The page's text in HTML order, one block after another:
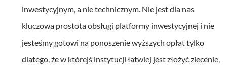
inwestycyjnym, a nie technicznym. Nie jest dla nas
kluczowa prostota obsługi platformy inwestycyjnej i nie
jesteśmy gotowi na ponoszenie wyższych opłat tylko
dlatego, że w którejś instytucji łatwiej jest złożyć zlecenie,